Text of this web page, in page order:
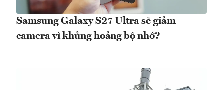
Samsung Galaxy S27 Ultra sẽ giảm
camera vì khủng hoảng bộ nhớ?